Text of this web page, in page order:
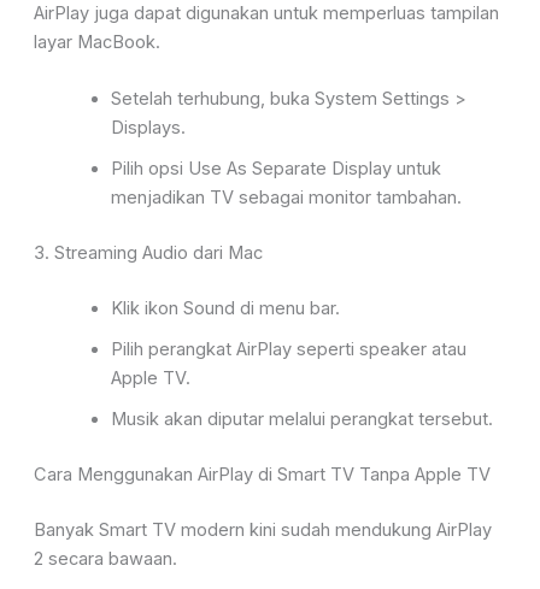
AirPlay juga dapat digunakan untuk memperluas tampilan
layar MacBook.
Setelah terhubung, buka System Settings >
Displays.
Pilih opsi Use As Separate Displayuntuk
menjadikan TV sebagai monitor tambahan.
3. Streaming Audio dari Mac
Klik ikon Sound di menu bar.
Pilih perangkat AirPlay seperti speaker atau
Apple TV.
Musik akan diputar melalui perangkat tersebut.
Cara Menggunakan AirPlay di Smart TV Tanpa Apple TV
Banyak Smart TV modern kini sudah mendukung AirPlay
2 secara bawaan.